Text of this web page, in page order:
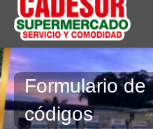
Formulario de
códigos